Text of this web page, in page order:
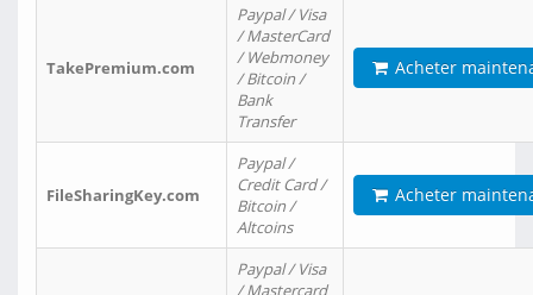
TakePremium.com
Paypal / Visa
/ MasterCard
/ Webmoney
/ Bitcoin /
Bank
Transfer
Acheter
FileSharingKey.com
Paypal /
Credit Card /
Bitcoin /
Altcoins
Acheter
Paypal / Visa
/ Mastercard